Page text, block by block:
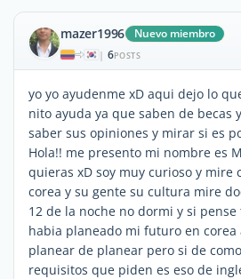
mazer1996 Nuevo miembro
| 6POSTS
yo yo ayudenme xD aqui dejo lo
nito ayuda ya que saben de becas
saber sus opiniones y mirar si es
Hola!! me presento mi nombre es
quieras xD soy muy curioso y mire
corea y su gente su cultura mire
12 de la noche no dormi y si pense
habia planeado mi futuro en corea
planear de planear pero si de
requisitos que piden es eso de